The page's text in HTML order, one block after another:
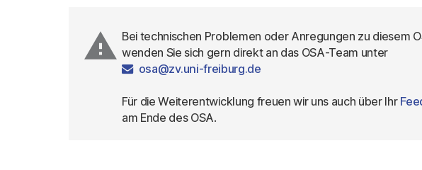
report_problem Bei technischen Problemen oder Anregungen zu diesem
wenden Sie sich gern direkt an das OSA-Team unter
osa@zv.uni-freiburg.de
Für die Weiterentwicklung freuen wir uns auch über Ihr Fee
am Ende des OSA.